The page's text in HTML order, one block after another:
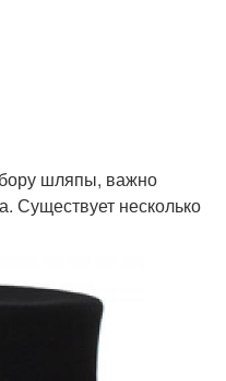
шляпы, важно
Существует несколько